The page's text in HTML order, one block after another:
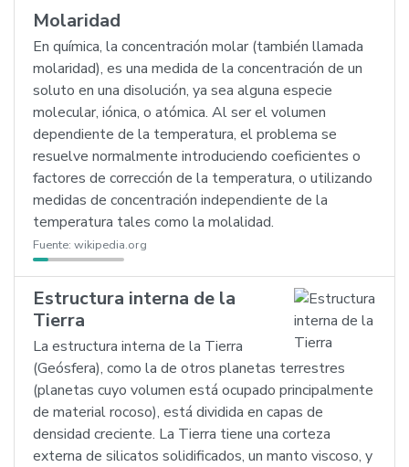
Molaridad
En química, la concentración molar (también llamada
molaridad), es una medida de la concentración de un
soluto en una disolución, ya sea alguna especie
molecular, iónica, o atómica. Al ser el volumen
dependiente de la temperatura, el problema se
resuelve normalmente introduciendo coeficientes o
factores de corrección de la temperatura, o utilizando
medidas de concentración independiente de la
temperatura tales como la molalidad.
Fuente: wikipedia.org
Estructura interna de la
Tierra
La estructura interna de la Tierra
(Geósfera), como la de otros planetas terrestres
(planetas cuyo volumen está ocupado principalmente
de material rocoso), está dividida en capas de
densidad creciente. La Tierra tiene una corteza
externa de silicatos solidificados, un manto viscoso, y